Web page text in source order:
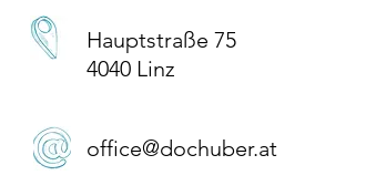
Hauptstraße 75
4040 Linz
office@dochuber.at